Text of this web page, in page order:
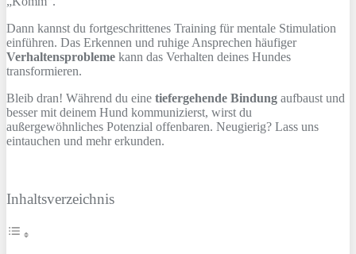
Dann kannst du fortgeschrittenes Training für mentale Stimulation
einführen. Das Erkennen und ruhige Ansprechen häufiger
Verhaltensprobleme kann das Verhalten deines Hundes
transformieren.
Bleib dran! Während du eine tiefergehende Bindung aufbaust und
besser mit deinem Hund kommunizierst, wirst du
außergewöhnliches Potenzial offenbaren. Neugierig? Lass uns
eintauchen und mehr erkunden.
Inhaltsverzeichnis